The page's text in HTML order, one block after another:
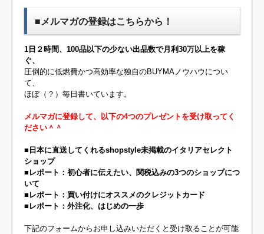
■メルマガの登録はこちらから！
1日２時間、100品以下の少ない出品数で月利30万以上を稼
ぐ、
圧倒的に低燃費かつ高効率な独自のBUYMAノウハウについ
て、
ほぼ（？）毎日書いています。
メルマガに登録して、以下の4つのプレゼントを受け取ってく
ださい＾＾
■日本に直送してくれるshopstyle未掲載のイタリアセレクト
ショップ
■レポート：初心者に伝えたい、関税込みの3つのショップにつ
いて
■レポート：買い付けにオススメのクレジットカード
■レポート：外注化、はじめの一歩
下記のフォームからお申し込みいただくと受け取ることが可能